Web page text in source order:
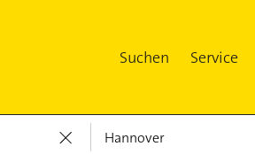
Suchen Service